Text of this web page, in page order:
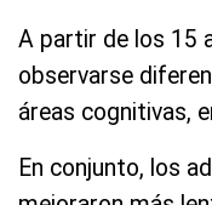
A partir de los 15
observarse
áreas cognitivas,
En conjunto, los